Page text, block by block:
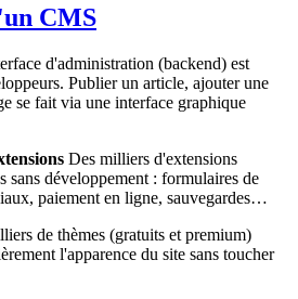
CMS
d'administration (backend) est
Publier un article, ajouter une
se fait via une interface graphique
Des milliers d'extensions
sans développement : formulaires de
paiement en ligne, sauvegardes…
de thèmes (gratuits et premium)
l'apparence du site sans toucher